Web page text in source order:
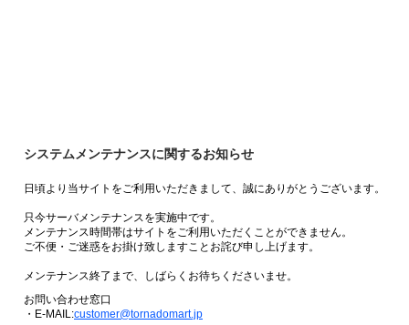
システムメンテナンスに関するお知らせ
日頃より当サイトをご利用いただきまして、誠にありがとうございます。
只今サーバメンテナンスを実施中です。
メンテナンス時間帯はサイトをご利用いただくことができません。
ご不便・ご迷惑をお掛け致しますことお詫び申し上げます。
メンテナンス終了まで、しばらくお待ちくださいませ。
お問い合わせ窓口
・E-MAIL:customer@tornadomart.jp